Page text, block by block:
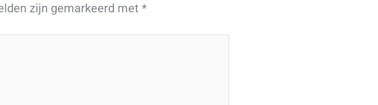
zijn gemarkeerd met *